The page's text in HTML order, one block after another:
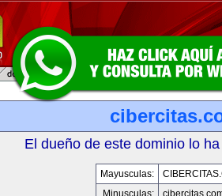
El dueño de este dominio lo
Mayusculas:
Minusculas: